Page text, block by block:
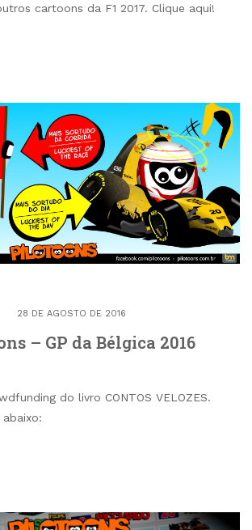
cartoons da F1 2017. Clique aqui!
28 DE AGOSTO DE 2016
– GP da Bélgica 2016
do livro CONTOS VELOZES.